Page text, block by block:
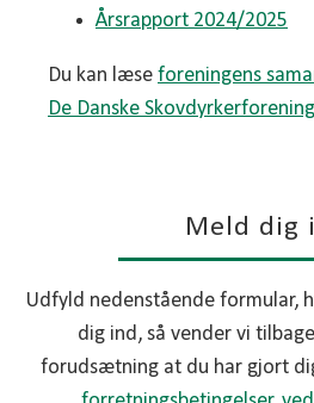
Årsrapport 2024/2025
Du kan læse foreningens
De Danske
Meld dig
Udfyld nedenstående formular,
dig ind, så vender vi
forudsætning at du har gjort